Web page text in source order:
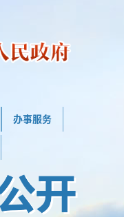
办事服务